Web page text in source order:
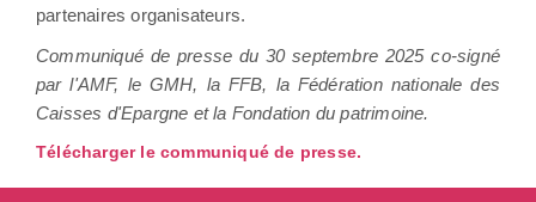
partenaires organisateurs.
Communiqué de presse du 30 septembre 2025 co-signé
par l'AMF, le GMH, la FFB, la Fédération nationale des
Caisses d'Epargne et la Fondation du patrimoine.
Télécharger le communiqué de presse.